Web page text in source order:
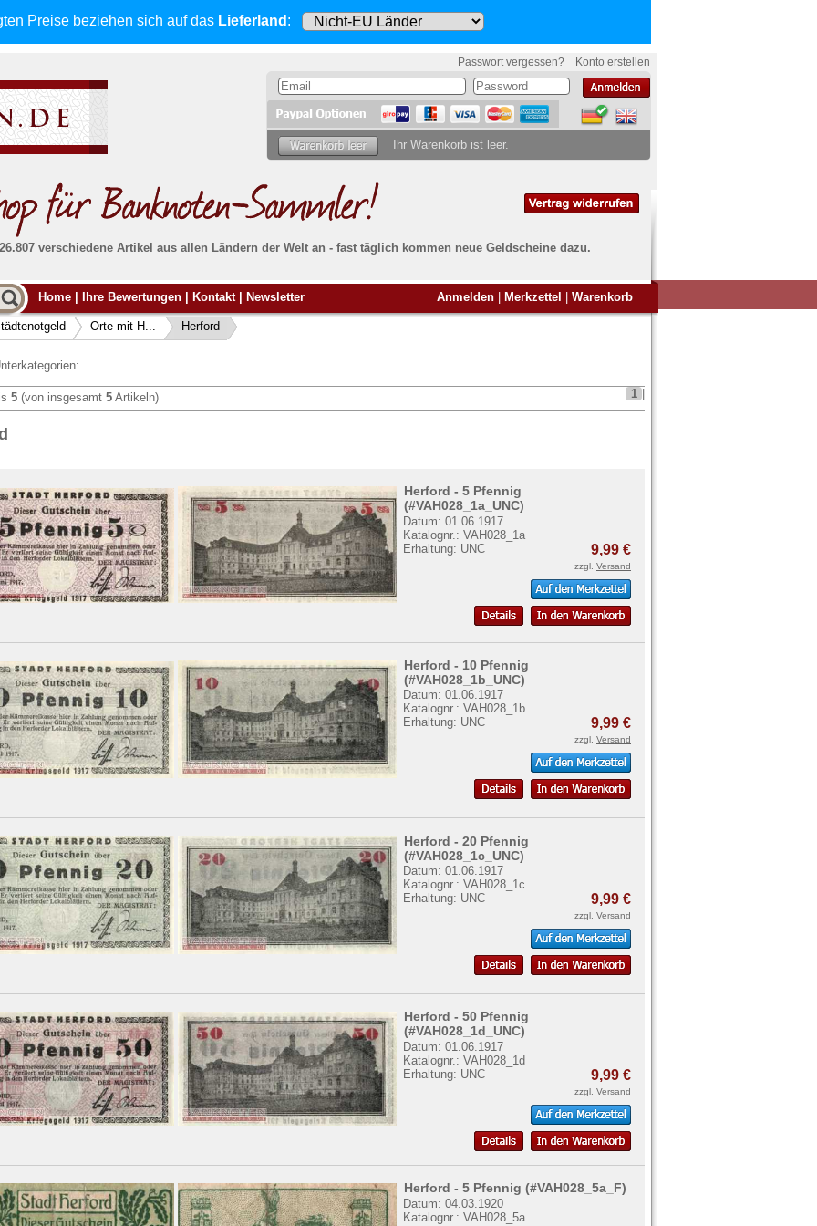
Preise beziehen sich auf das Lieferland :
Passwort vergessen? Konto erstellen
Ihr Warenkorb ist leer.
verschiedene Artikel aus allen Ländern der Welt an - fast täglich kommen neue Geldscheine dazu.
Alle Lieferungen, auch ins Ausland, werden
von uns voll versichert. Sie habenkein Risiko
falls die Sendung verloren geht oder beschädigt
wird.
Absolute Zuverlässigkeit:
Banknoten
Möchten Sie Banknoten
verkaufen?
Siehier.
Home Ihre Bewertungen Kontakt Newsletter Anmelden Merkzettel Warenkorb
Orte mit H... Herford
5 (von insgesamt 5 Artikeln) 1
Herford - 5 Pfennig
(#VAH028_1a_UNC)
Datum: 01.06.1917
Katalognr.: VAH028_1a
Erhaltung: UNC
9,99 €
zzgl. Versand
Herford - 10 Pfennig
(#VAH028_1b_UNC)
Datum: 01.06.1917
Katalognr.: VAH028_1b
Erhaltung: UNC
9,99 €
zzgl. Versand
Herford - 20 Pfennig
(#VAH028_1c_UNC)
Datum: 01.06.1917
Katalognr.: VAH028_1c
Erhaltung: UNC
9,99 €
zzgl. Versand
Herford - 50 Pfennig
(#VAH028_1d_UNC)
Datum: 01.06.1917
Katalognr.: VAH028_1d
Erhaltung: UNC
9,99 €
zzgl. Versand
Herford - 5 Pfennig (#VAH028_5a_F)
Datum: 04.03.1920
Katalognr.: VAH028_5a